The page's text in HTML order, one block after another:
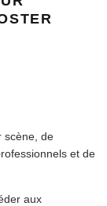
scène, de
et de
aux